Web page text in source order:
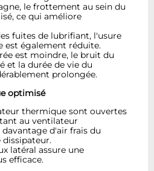
le frottement au sein du
ce qui améliore
fuites de lubrifiant, l'usure
est également réduite.
est moindre, le bruit du
et la durée de vie du
prolongée.
optimisé
thermique sont ouvertes
au ventilateur
d'air frais du
dissipateur.
latéral assure une
efficace.